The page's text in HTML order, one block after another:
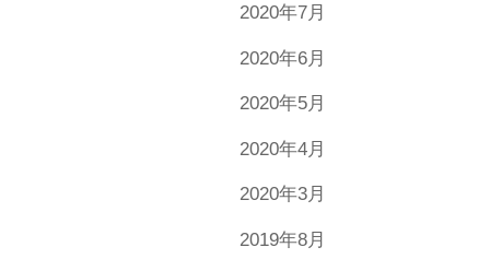
2020年7月
2020年6月
2020年5月
2020年4月
2020年3月
2019年8月